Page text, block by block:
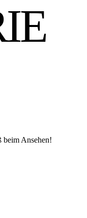
beim Ansehen!